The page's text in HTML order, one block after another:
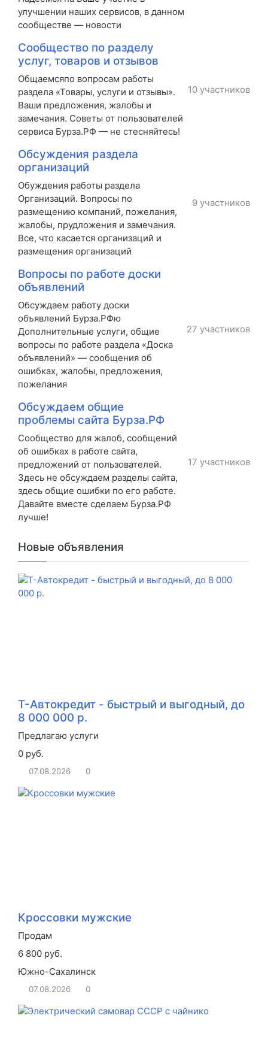
улучшении наших сервисов, в данном
сообществе — новости
Сообщество по разделу
услуг, товаров и отзывов
Общаемсяпо вопросам работы
раздела «Товары, услуги и отзывы».
Ваши предложения, жалобы и
замечания. Советы от пользователей
сервиса Бурза.РФ — не стесняйтесь!
10 участников
Обсуждения раздела
организаций
Обуждения работы раздела
Организаций. Вопросы по
размещению компаний, пожелания,
жалобы, прудложения и замечания.
Все, что касается организаций и
размещения организаций
9 участников
Вопросы по работе доски
объявлений
Обсуждаем работу доски
объявлений Бурза.РФю
Дополнительные услуги, общие
вопросы по работе раздела «Доска
объявлений» — сообщения об
ошибках, жалобы, предложения,
пожелания
27 участников
Обсуждаем общие
проблемы сайта Бурза.РФ
Сообщество для жалоб, сообщений
об ошибках в работе сайта,
предложений от пользователей.
Здесь не обсуждаем разделы сайта,
здесь общие ошибки по его работе.
Давайте вместе сделаем Бурза.РФ
лучше!
17 участников
Новые объявления
Т-Автокредит - быстрый и выгодный, до
8 000 000 р.
Предлагаю услуги
0 руб.
07.08.2026 0
Кроссовки мужские
Продам
6 800 руб.
Южно-Сахалинск
07.08.2026 0